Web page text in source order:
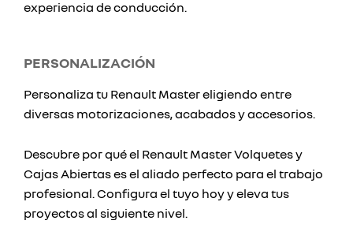
experiencia de conducción.
PERSONALIZACIÓN
Personaliza tu Renault Master eligiendo entre
diversas motorizaciones, acabados y accesorios.
Descubre por qué el Renault Master Volquetes y
Cajas Abiertas es el aliado perfecto para el trabajo
profesional. Configura el tuyo hoy y eleva tus
proyectos al siguiente nivel.